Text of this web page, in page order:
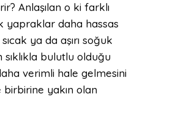
Anlaşılan o ki farklı
yapraklar daha hassas
ya da aşırı soğuk
bulutlu olduğu
verimli hale gelmesini
birbirine yakın olan